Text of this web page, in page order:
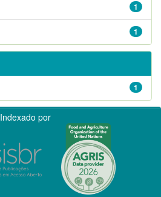
1
1
1
Indexado por